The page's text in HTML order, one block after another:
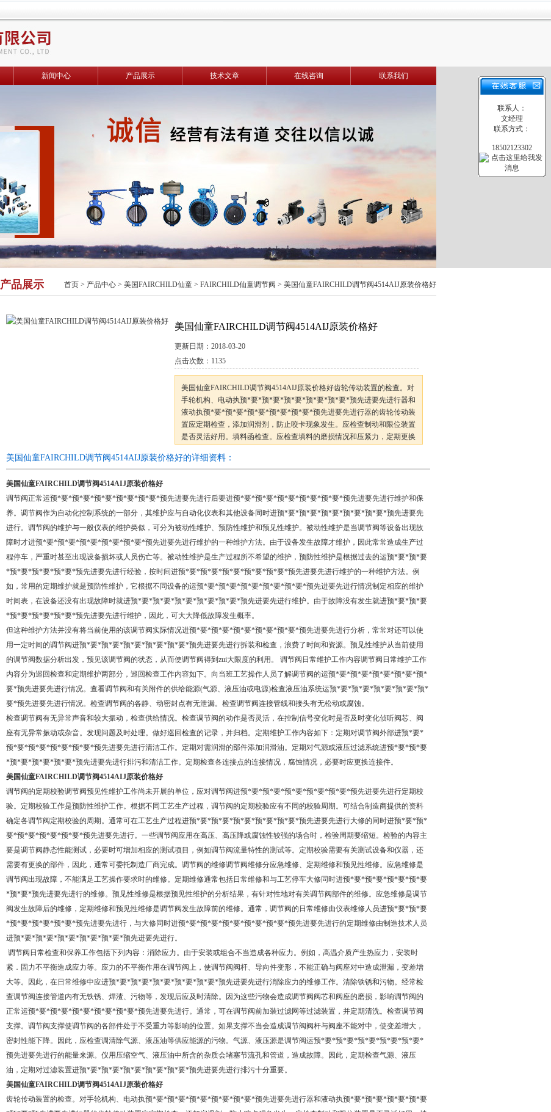
新闻中心 产品展示 技术文章 在线咨询 联系我们
产品展示 首页 > 产品中心 > 美国FAIRCHILD仙童 > FAIRCHILD仙童调节阀 > 美国仙童FAIRCHILD调节阀4514AIJ原装价格好
美国仙童FAIRCHILD调节阀4514AIJ原装价格好
更新日期： 2018-03-20
点击次数： 1135
美国仙童FAIRCHILD调节阀4514AIJ原装价格好齿轮传动装置的检查。对
手轮机构、电动执预*要*预*要*预*要*预*要*预*要*预先进要先进行器和
液动执预*要*预*要*预*要*预*要*预*要*预先进要先进行器的齿轮传动装
置应定期检查，添加润滑剂，防止咬卡现象发生。应检查制动和限位装置
是否灵活好用。填料函检查。应检查填料的磨损情况和压紧力，定期更换
油润滑的填料函不应添加润滑油。安全运预*要*预*要*预*要*预*要*预*
美国仙童FAIRCHILD调节阀4514AIJ原装价格好的详细资料：
美国仙童FAIRCHILD调节阀4514AIJ原装价格好
调节阀正常运预*要*预*要*预*要*预*要*预*要*预先进要先进行后要进预*要*预*要*预*要*预*要*预*要*预先进要先进行维护和保
养。调节阀作为自动化控制系统的一部分，其维护应与自动化仪表和其他设备同时进预*要*预*要*预*要*预*要*预*要*预先进要先
进行。调节阀的维护与一般仪表的维护类似，可分为被动性维护、预防性维护和预见性维护。被动性维护是当调节阀等设备出现故
障时才进预*要*预*要*预*要*预*要*预*要*预先进要先进行维护的一种维护方法。由于设备发生故障才维护，因此常常造成生产过
程停车，严重时甚至出现设备损坏或人员伤亡等。被动性维护是生产过程所不希望的维护，预防性维护是根据过去的运预*要*预*要
*预*要*预*要*预*要*预先进要先进行经验，按时间进预*要*预*要*预*要*预*要*预*要*预先进要先进行维护的一种维护方法。例
如，常用的定期维护就是预防性维护，它根据不同设备的运预*要*预*要*预*要*预*要*预*要*预先进要先进行情况制定相应的维护
时间表，在设备还没有出现故障时就进预*要*预*要*预*要*预*要*预*要*预先进要先进行维护。由于故障没有发生就进预*要*预*要
*预*要*预*要*预*要*预先进要先进行维护，因此，可大大降低故障发生概率。
但这种维护方法并没有将当前使用的该调节阀实际情况进预*要*预*要*预*要*预*要*预*要*预先进要先进行分析，常常对还可以使
用一定时间的调节阀进预*要*预*要*预*要*预*要*预*要*预先进要先进行拆装和检查，浪费了时间和资源。预见性维护从当前使用
的调节阀数据分析出发，预见该调节阀的状态，从而使调节阀得到zui大限度的利用。 调节阀日常维护工作内容调节阀日常维护工作
内容分为巡回检查和定期维护两部分，巡回检查工作内容如下。向当班工艺操作人员了解调节阀的运预*要*预*要*预*要*预*要*预*
要*预先进要先进行情况。查看调节阀和有关附件的供给能源(气源、液压油或电源)检查液压油系统运预*要*预*要*预*要*预*要*预*
要*预先进要先进行情况。检查调节阀的各静、动密封点有无泄漏。检查调节阀连接管线和接头有无松动或腐蚀。
检查调节阀有无异常声音和较大振动，检查供给情况。检查调节阀的动作是否灵活，在控制信号变化时是否及时变化侦听阀芯、阀
座有无异常振动或杂音。发现问题及时处理。做好巡回检查的记录，并归档。定期维护工作内容如下：定期对调节阀外部进预*要*
预*要*预*要*预*要*预*要*预先进要先进行清洁工作。定期对需润滑的部件添加润滑油。定期对气源或液压过滤系统进预*要*预*要
*预*要*预*要*预*要*预先进要先进行排污和清洁工作。定期检查各连接点的连接情况，腐蚀情况，必要时应更换连接件。
美国仙童FAIRCHILD调节阀4514AIJ原装价格好
调节阀的定期校验调节阀预见性维护工作尚未开展的单位，应对调节阀进预*要*预*要*预*要*预*要*预*要*预先进要先进行定期校
验。定期校验工作是预防性维护工作。根据不同工艺生产过程，调节阀的定期校验应有不同的校验周期。可结合制造商提供的资料
确定各调节阀定期校验的周期。通常可在工艺生产过程进预*要*预*要*预*要*预*要*预*要*预先进要先进行大修的同时进预*要*预*
要*预*要*预*要*预*要*预先进要先进行。一些调节阀应用在高压、高压降或腐蚀性较强的场合时，检验周期要缩短。检验的内容主
要是调节阀静态性能测试，必要时可增加相应的测试项目，例如调节阀流量特性的测试等。定期校验需要有关测试设备和仪器，还
需要有更换的部件，因此，通常可委托制造厂商完成。调节阀的维修调节阀维修分应急维修、定期维修和预见性维修。应急维修是
调节阀出现故障，不能满足工艺操作要求时的维修。定期维修通常包括日常维修和与工艺停车大修同时进预*要*预*要*预*要*预*要
*预*要*预先进要先进行的维修。预见性维修是根据预见性维护的分析结果，有针对性地对有关调节阀部件的维修。应急维修是调节
阀发生故障后的维修，定期维修和预见性维修是调节阀发生故障前的维修。通常，调节阀的日常维修由仪表维修人员进预*要*预*要
*预*要*预*要*预*要*预先进要先进行，与大修同时进预*要*预*要*预*要*预*要*预*要*预先进要先进行的定期维修由制造技术人员
进预*要*预*要*预*要*预*要*预*要*预先进要先进行。
调节阀日常检查和保养工作包括下列内容：消除应力。由于安装或组合不当造成各种应力。例如，高温介质产生热应力，安装时
紧．固力不平衡造成应力等。应力的不平衡作用在调节阀上，使调节阀阀杆、导向件变形，不能正确与阀座对中造成泄漏，变差增
大等。因此，在日常维修中应进预*要*预*要*预*要*预*要*预*要*预先进要先进行消除应力的维修工作。清除铁锈和污物。经常检
查调节阀连接管道内有无铁锈、焊渣、污物等，发现后应及时清除。因为这些污物会造成调节阀阀芯和阀座的磨损，影响调节阀的
正常运预*要*预*要*预*要*预*要*预*要*预先进要先进行。通常，可在调节阀前加装过滤网等过滤装置，并定期清洗。检查调节阀
支撑。调节阀支撑使调节阀的各部件处于不受重力等影响的位置。如果支撑不当会造成调节阀阀杆与阀座不能对中，使变差增大，
密封性能下降。因此，应检查调清除气源、液压油等供应能源的污物。气源、液压源是调节阀运预*要*预*要*预*要*预*要*预*要*
预先进要先进行的能量来源。仪用压缩空气、液压油中所含的杂质会堵塞节流孔和管道，造成故障。因此，定期检查气源、液压
油，定期对过滤装置进预*要*预*要*预*要*预*要*预*要*预先进要先进行排污十分重要。
美国仙童FAIRCHILD调节阀4514AIJ原装价格好
齿轮传动装置的检查。对手轮机构、电动执预*要*预*要*预*要*预*要*预*要*预先进要先进行器和液动执预*要*预*要*预*要*预*要
联系人：
文经理
联系方式：
18502123302